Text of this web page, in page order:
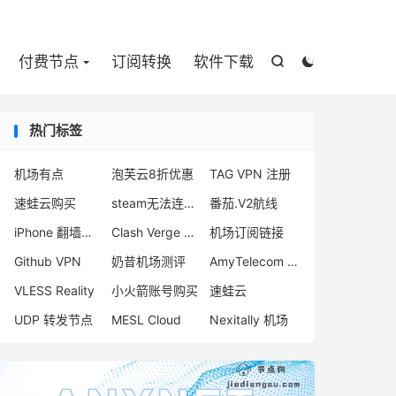


付费节点 订阅转换 软件下载
热门标签
机场有点 泡芙云8折优惠
TAG VPN 注册
速蛙云购买
steam无法连接怎么办
番茄.V2航线
iPhone 翻墙代理软件
Clash Verge 官网下载
机场订阅链接
Github VPN
奶昔机场测评
AmyTelecom 怎么注册
VLESS Reality
小火箭账号购买
速蛙云
UDP 转发节点
MESL Cloud Nexitally 机场